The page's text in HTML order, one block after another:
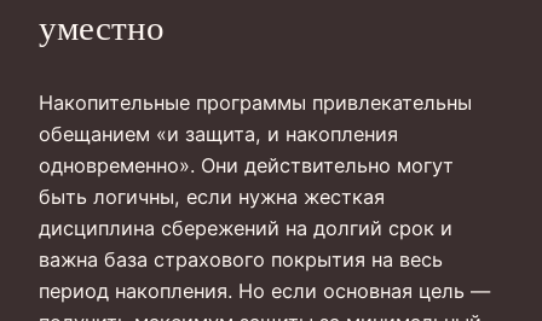
уместно
Накопительные программы привлекательны
обещанием «и защита, и накопления
одновременно». Они действительно могут
быть логичны, если нужна жесткая
дисциплина сбережений на долгий срок и
важна база страхового покрытия на весь
период накопления. Но если основная цель —